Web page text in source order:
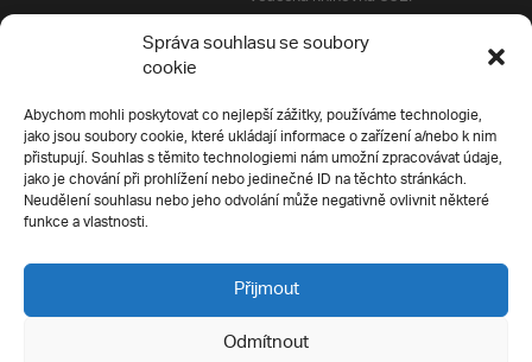
Správa souhlasu se soubory
cookie
Abychom mohli poskytovat co nejlepší zážitky, používáme technologie,
jako jsou soubory cookie, které ukládají informace o zařízení a/nebo k nim
přistupují. Souhlas s těmito technologiemi nám umožní zpracovávat údaje,
jako je chování při prohlížení nebo jedinečné ID na těchto stránkách.
Neudělení souhlasu nebo jeho odvolání může negativně ovlivnit některé
funkce a vlastnosti.
Přijmout
Odmítnout
Správa kolejí a menz
Univerzitní centrum podpory
Silverius
Pro uchazeče
Přijímací řízení
E-prihlaska
Přípravné kurzy
Ochrana soukromí